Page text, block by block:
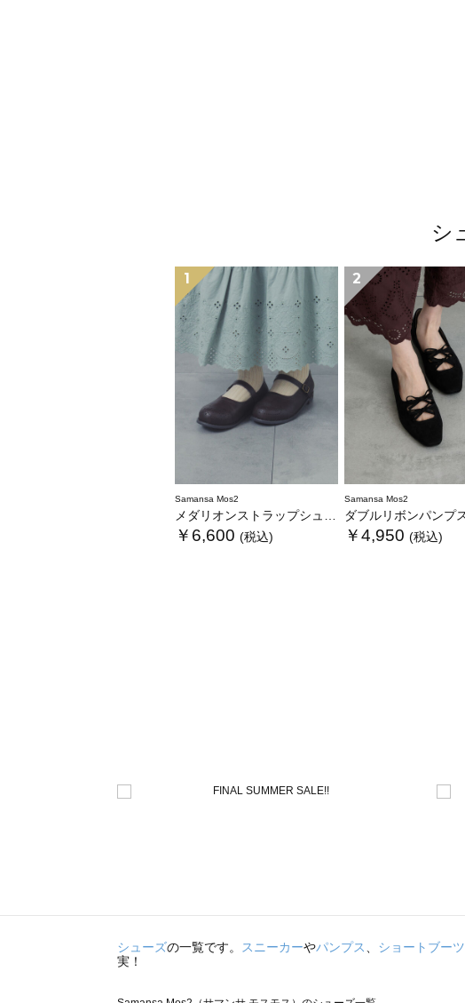
シ
1
Samansa Mos2
メダリオンストラップシューズ
￥6,600 (税込)
2
Samansa Mos2
ダブルリボンパンプ
￥4,950 (税込)
シューズの一覧です。 スニーカーやパンプス、 ショートブーツ
実！